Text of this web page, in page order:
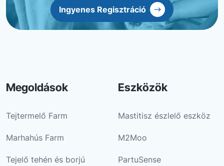
Ingyenes Regisztráció
Megoldások
Tejtermelő Farm
Marhahús Farm
Tejelő tehén és borjú
Eszközök
Mastitisz észlelő eszköz
M2Moo
PartuSense